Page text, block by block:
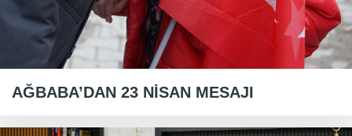
AĞBABA’DAN 23 NİSAN MESAJI